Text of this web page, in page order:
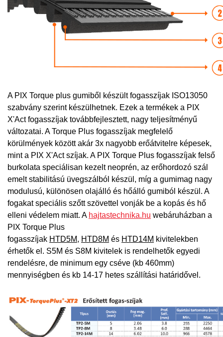
A PIX Torque plus gumiből készült fogasszíjak ISO13050
szabvány szerint készülhetnek. Ezek a termékek a PIX
X'Act fogasszíjak továbbfejlesztett, nagy teljesítményű
változatai. A Torque Plus fogasszíjak megfelelő
körülmények között akár 3x nagyobb erőátvitelre képesek,
mint a PIX X'Act szíjak. A PIX Torque Plus fogasszíjak felső
burkolata speciálisan kezelt neoprén, az erőhordozó szál
emelt stabilitású üvegszálból készül, míg a gumimag nagy
modulusú, különösen olajálló és hőálló gumiból készül. A
fogakat speciális szőtt szövettel vonják be a kopás és hő
elleni védelem miatt. A hajtastechnika.hu webáruházban a
PIX Torque Plus
fogasszíjak HTD5M, HTD8M és HTD14M kivitelekben
érhetők el. S5M és S8M kivitelek is rendelhetők egyedi
rendelésre, de minimum egy cséve (kb 460mm)
mennyiségben és kb 14-17 hetes szállítási határidővel.